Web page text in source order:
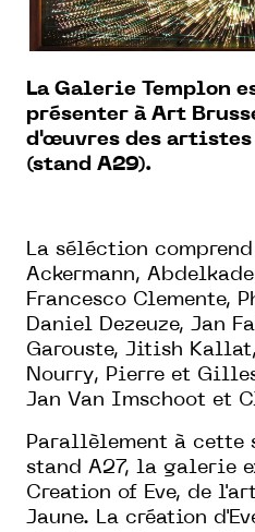
La Galerie Templon
présenter à Art
d'œuvres des
(stand A29).
La séléction
Ackermann,
Francesco Clemente,
Daniel Dezeuze, Jan
Garouste, Jitish
Nourry, Pierre et
Jan Van Imschoot et
Parallèlement à cette
stand A27, la galerie
Creation of Eve, de
Jaune. La création